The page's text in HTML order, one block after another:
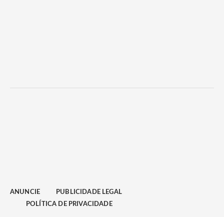
ANUNCIE
PUBLICIDADE LEGAL
POLÍTICA DE PRIVACIDADE